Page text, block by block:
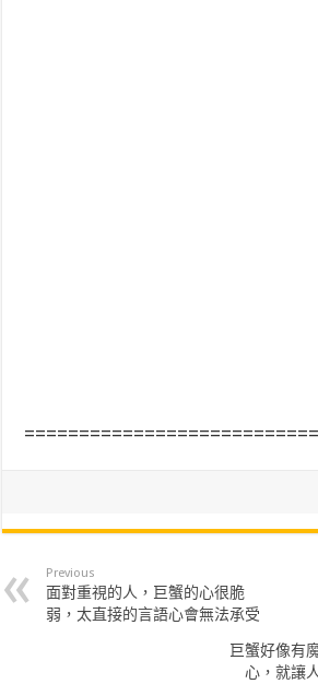
Previous
面對重視的人，巨蟹的心很脆
弱，太直接的言語心會無法承受
巨蟹好像有
心，就讓